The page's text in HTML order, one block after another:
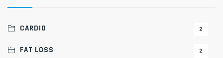
CARDIO 2
FAT LOSS 2